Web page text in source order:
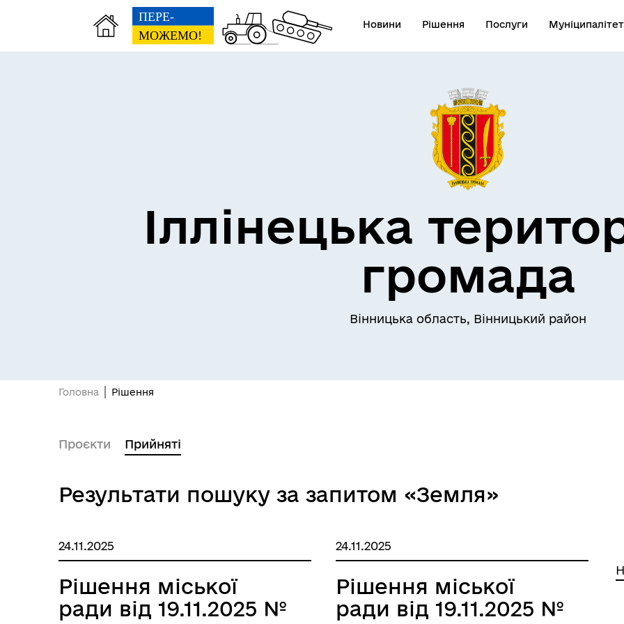
Новини Рішення Послуги Муніципалітет
Іллінецька
громада
Вінницька область, Вінницький район
Головна Рішення
Проєкти Прийняті
Результати пошуку за запитом «Земля»
24.11.2025
Рішення міської
ради від 19.11.2025 №
24.11.2025
Рішення міської
ради від 19.11.2025 №